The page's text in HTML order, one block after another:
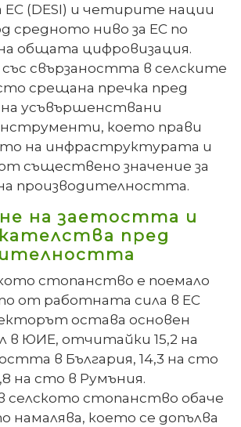
(DESI) и четирите нации
средното ниво за ЕС по
общата цифровизация.
свързаността в селските
срещана пречка пред
усъвършенствани
което прави
на инфраструктурата и
съществено значение за
производителността.
на заетостта и
пред
стопанство е поемало
от работната сила в ЕС
остава основен
в ЮИЕ, отчитайки 15,2 на
в България, 14,3 на сто
на сто в Румъния.
стопанство обаче
намалява, което се допълва